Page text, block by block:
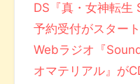
DS『真・女神転生
予約受付がスタート
Webラジオ『
オマテリアル』が